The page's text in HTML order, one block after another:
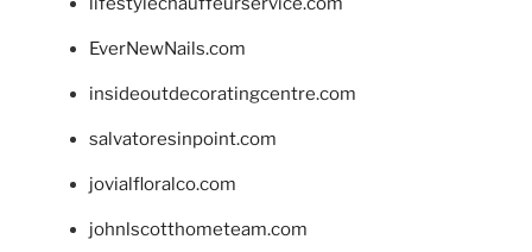
EverNewNails.com
insideoutdecoratingcentre.com
salvatoresinpoint.com
jovialfloralco.com
johnlscotthometeam.com